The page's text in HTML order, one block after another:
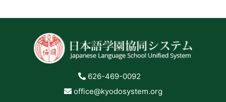
626-469-0092
office@kyodosystem.org